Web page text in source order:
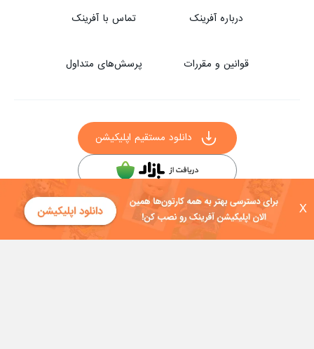
X
درباره آفرینک تماس با آفرینک
قوانین و مقررات پرسش‌های متداول
دانلود مستقیم اپلیکیشن
سایر راه‌های دانلود آفرینک